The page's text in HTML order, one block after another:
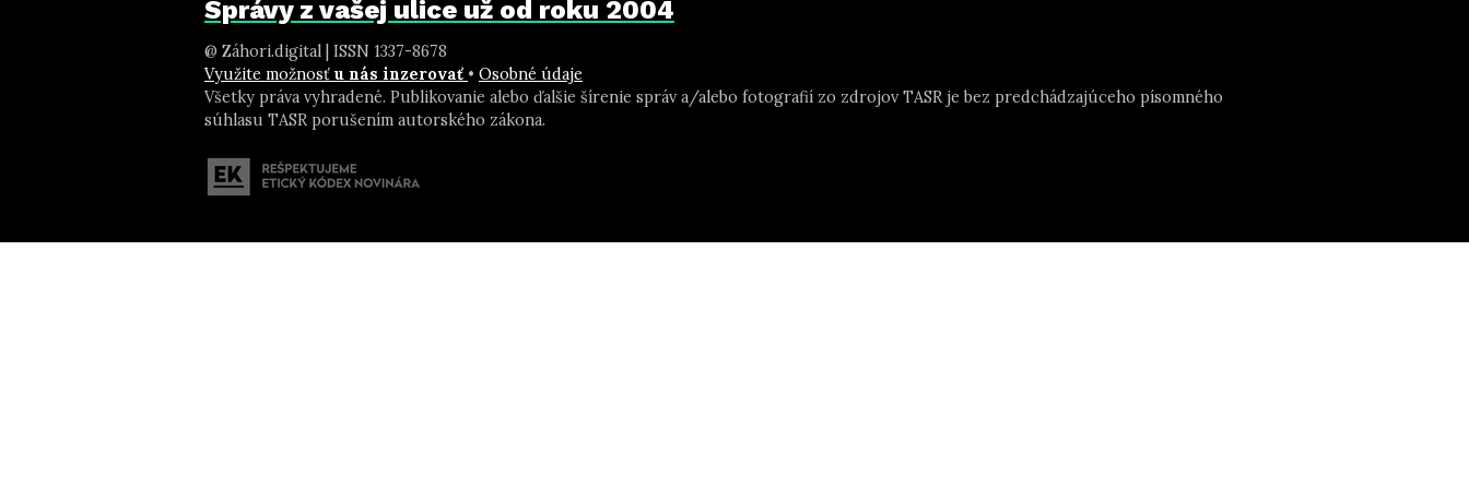
Správy z vašej ulice už od roku 2004
@ Záhori.digital | ISSN 1337-8678
Využite možnosť u nás inzerovať • Osobné údaje
Všetky práva vyhradené. Publikovanie alebo ďalšie šírenie správ a/alebo fotografií zo zdrojov TASR je bez predchádzajúceho písomného
súhlasu TASR porušením autorského zákona.